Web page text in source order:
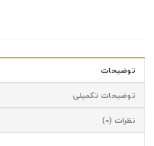
توضیحات
توضیحات تکمیلی
نظرات (0)